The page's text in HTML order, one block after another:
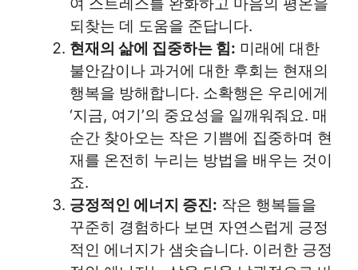
되찾는 데 도움을 준답니다.
현재의 삶에 집중하는 힘: 미래에 대한
불안감이나 과거에 대한 후회는 현재의
행복을 방해합니다. 소확행은 우리에게
‘지금, 여기’의 중요성을 일깨워줘요. 매
순간 찾아오는 작은 기쁨에 집중하며 현
재를 온전히 누리는 방법을 배우는 것이
죠.
긍정적인 에너지 증진: 작은 행복들을
꾸준히 경험하다 보면 자연스럽게 긍정
적인 에너지가 샘솟습니다. 이러한 긍정